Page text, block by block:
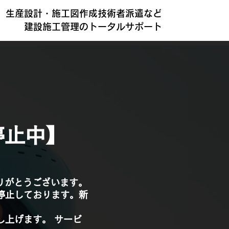
生産設計・施工図作成技術者派遣など
建設施工管理のトータルサポート
中】
とうございます。
止しております。新
上げます。 サービ